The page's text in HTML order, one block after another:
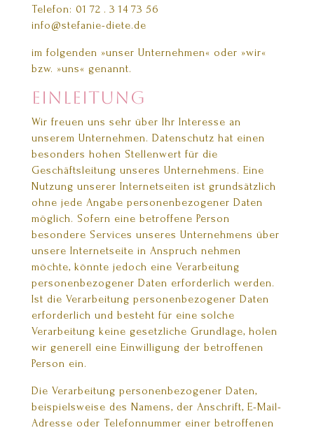
Telefon: 01 72 . 3 14 73 56
info@stefanie-diete.de
im folgenden »unser Unternehmen« oder »wir«
bzw. »uns« genannt.
Einleitung
Wir freuen uns sehr über Ihr Interesse an
unserem Unternehmen. Datenschutz hat einen
besonders hohen Stellenwert für die
Geschäftsleitung unseres Unternehmens. Eine
Nutzung unserer Internetseiten ist grundsätzlich
ohne jede Angabe personenbezogener Daten
möglich. Sofern eine betroffene Person
besondere Services unseres Unternehmens über
unsere Internetseite in Anspruch nehmen
möchte, könnte jedoch eine Verarbeitung
personenbezogener Daten erforderlich werden.
Ist die Verarbeitung personenbezogener Daten
erforderlich und besteht für eine solche
Verarbeitung keine gesetzliche Grundlage, holen
wir generell eine Einwilligung der betroffenen
Person ein.
Die Verarbeitung personenbezogener Daten,
beispielsweise des Namens, der Anschrift, E-Mail-
Adresse oder Telefonnummer einer betroffenen